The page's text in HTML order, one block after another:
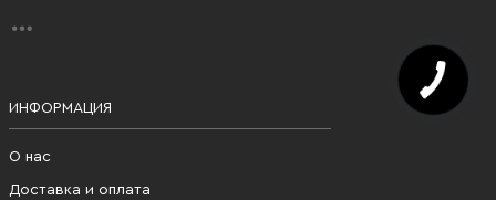
ИНФОРМАЦИЯ
О нас
Доставка и оплата